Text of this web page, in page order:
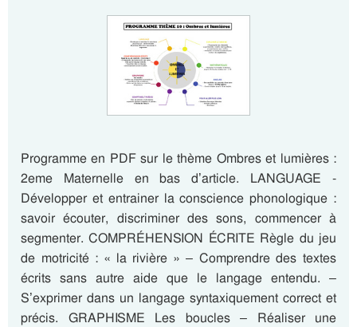
Programme en PDF sur le thème Ombres et lumières :
2eme Maternelle en bas d’article. LANGUAGE -
Développer et entrainer la conscience phonologique :
savoir écouter, discriminer des sons, commencer à
segmenter. COMPRÉHENSION ÉCRITE Règle du jeu
de motricité : « la rivière » – Comprendre des textes
écrits sans autre aide que le langage entendu. –
S’exprimer dans un langage syntaxiquement correct et
précis. GRAPHISME Les boucles – Réaliser une